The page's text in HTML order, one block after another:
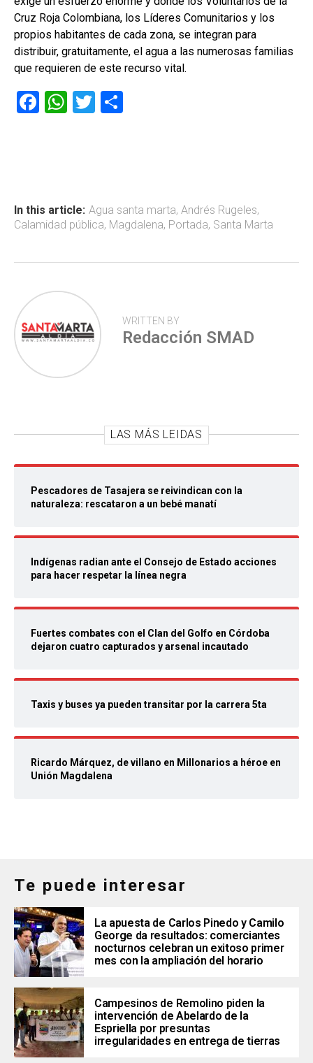
Cruz Roja Colombiana, los Líderes Comunitarios y los
propios habitantes de cada zona, se integran para
distribuir, gratuitamente, el agua a las numerosas familias
que requieren de este recurso vital.
F
ok
W
p
p
T
tir
In this article: Agua santa marta, Andrés Rugeles,
Calamidad pública, Magdalena, Portada, Santa Marta
WRITTEN BY
Redacción SMAD
LAS MÁS LEIDAS
Pescadores de Tasajera se reivindican con la
naturaleza: rescataron a un bebé manatí
Indígenas radian ante el Consejo de Estado acciones
para hacer respetar la línea negra
Fuertes combates con el Clan del Golfo en Córdoba
dejaron cuatro capturados y arsenal incautado
Taxis y buses ya pueden transitar por la carrera 5ta
Ricardo Márquez, de villano en Millonarios a héroe en
Unión Magdalena
Te puede interesar
La apuesta de Carlos Pinedo y Camilo
George da resultados: comerciantes
nocturnos celebran un exitoso primer
mes con la ampliación del horario
Campesinos de Remolino piden la
intervención de Abelardo de la
Espriella por presuntas
irregularidades en entrega de tierras